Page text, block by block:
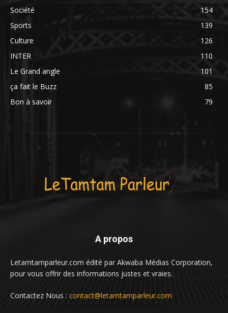
Société
154
Sports
139
Culture
126
INTER
110
Le Grand angle
101
ça fait le Buzz
85
Bon à savoir
79
A propos
Letamtamparleur.com édité par Akwaba Médias Corporation,
pour vous offrir des informations justes et vraies.
Contactez Nous : contact@letamtamparleur.com